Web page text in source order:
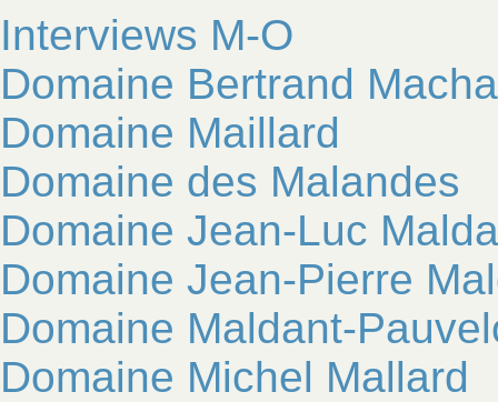
Interviews M-O
Domaine Bertrand
Domaine Maillard
Domaine des Malandes
Domaine Jean-Luc
Domaine Jean-Pierre
Domaine Maldant-
Domaine Michel Mallard